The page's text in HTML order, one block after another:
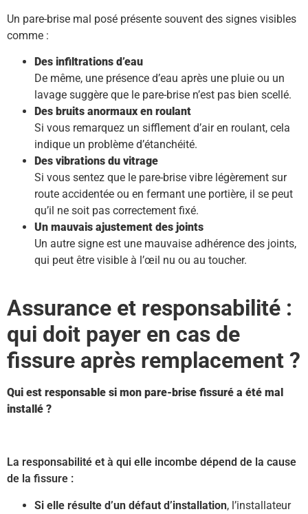
Un pare-brise mal posé présente souvent des signes visibles
comme :
Des infiltrations d’eau
De même, une présence d’eau après une pluie ou un
lavage suggère que le pare-brise n’est pas bien scellé.
Des bruits anormaux en roulant
Si vous remarquez un sifflement d’air en roulant, cela
indique un problème d’étanchéité.
Des vibrations du vitrage
Si vous sentez que le pare-brise vibre légèrement sur
route accidentée ou en fermant une portière, il se peut
qu’il ne soit pas correctement fixé.
Un mauvais ajustement des joints
Un autre signe est une mauvaise adhérence des joints,
qui peut être visible à l’œil nu ou au toucher.
Assurance et responsabilité :
qui doit payer en cas de
fissure après remplacement ?
Qui est responsable si mon pare-brise fissuré a été mal
installé ?
La responsabilité et à qui elle incombe dépend de la cause
de la fissure :
Si elle résulte d’un défaut d’installation, l’installateur